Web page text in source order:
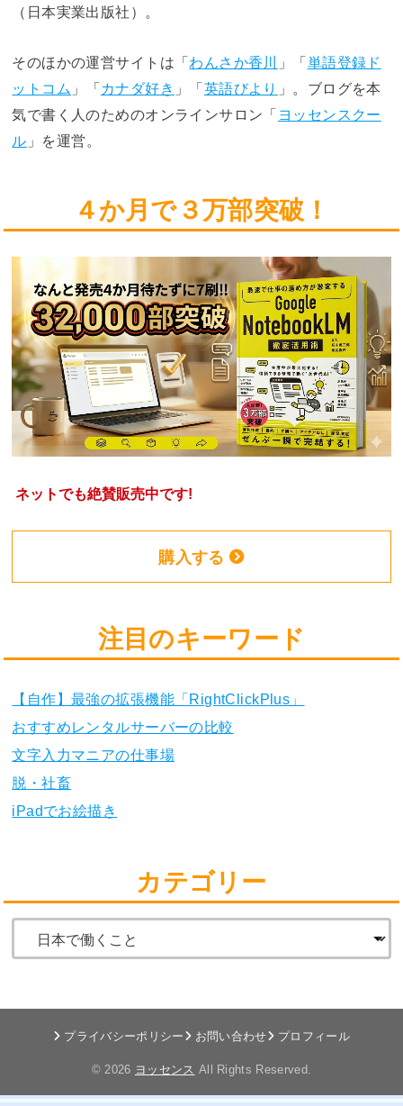
（日本実業出版社）。
そのほかの運営サイトは「わんさか香川 」「単語登録ド
ットコム 」「カナダ好き 」「英語びより
」。ブログを本
気で書く人のためのオンラインサロン「 ヨッセンスクー
ル 」を運営。
４か月で３万部突破！
ネットでも絶賛販売中です!
購入する
注目のキーワード
【自作】最強の拡張機能「RightClickPlus」
おすすめレンタルサーバーの比較
文字入力マニアの仕事場
脱・社畜
iPadでお絵描き
カテゴリー
プライバシーポリシー お問い合わせ プロフィール
© 2026 ヨッセンス All Rights Reserved.